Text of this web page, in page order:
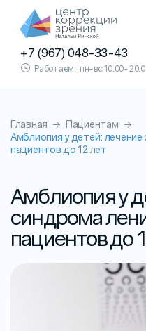
+7 (967) 048-33-43
Работаем: пн-вс 10:00-
Главная
Пациентам
Амблиопия у детей: лечение
пациентов до 12 лет
Амблиопия у
синдрома
пациентов до